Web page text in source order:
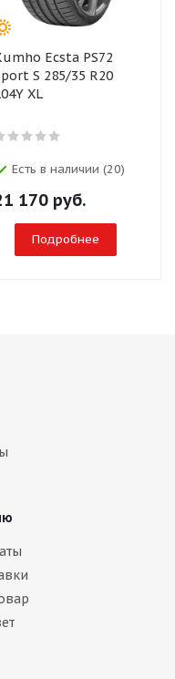
Ecsta PS72
S 285/35 R20
XL
Есть в наличии (20)
170 руб.
Подробнее